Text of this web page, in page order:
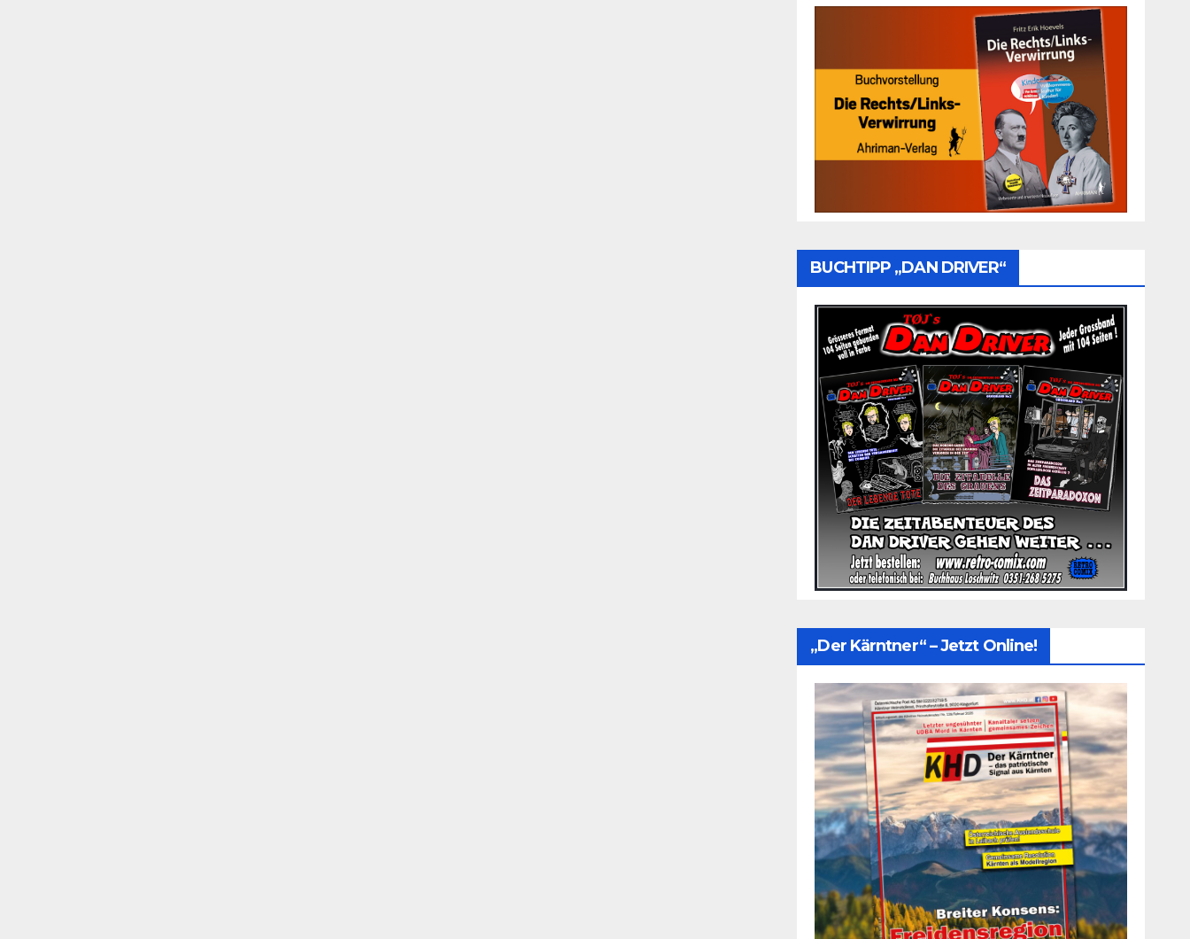
BUCHTIPP „DAN DRIVER“
„Der Kärntner“ – Jetzt Online!